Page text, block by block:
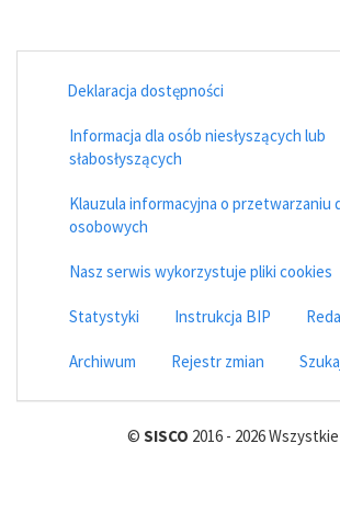
Deklaracja dostępności
Informacja dla osób niesłyszących lub
słabosłyszących
Klauzula informacyjna o przetwarzaniu
osobowych
Nasz serwis wykorzystuje pliki cookies
Statystyki Instrukcja BIP
Archiwum Rejestr zmian
© SISCO 2016 - 2026